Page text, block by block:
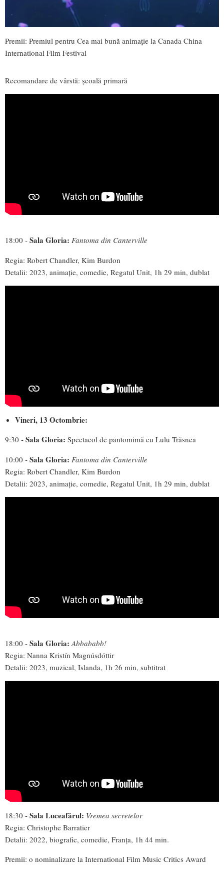
Premii: Premiul pentru Cea mai bună animație la Canada China
International Film Festival
Recomandare de vârstă: școală primară
18:00 - Sala Gloria: Fantoma din Canterville
Regia: Robert Chandler, Kim Burdon
Detalii: 2023, animație, comedie, Regatul Unit, 1h 29 min, dublat
Vineri, 13 Octombrie:
9:30 - Sala Gloria: Spectacol de pantomimă cu Lulu Trăsnea
10:00 - Sala Gloria: Fantoma din Canterville
Regia: Robert Chandler, Kim Burdon
Detalii: 2023, animație, comedie, Regatul Unit, 1h 29 min, dublat
18:00 - Sala Gloria:Abbababb!
Regia: Nanna Kristín Magnúsdóttir
Detalii: 2023, muzical, Islanda, 1h 26 min, subtitrat
18:30 - Sala Luceafărul: Vremea secretelor
Regia: Christophe Barratier
Detalii: 2022, biografic, comedie, Franța, 1h 44 min.
Premii: o nominalizare la International Film Music Critics Award